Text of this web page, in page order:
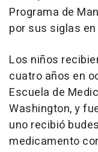
Programa de
por sus siglas
Los niños
cuatro años en
Escuela de
Washington, y
uno recibió
medicamento